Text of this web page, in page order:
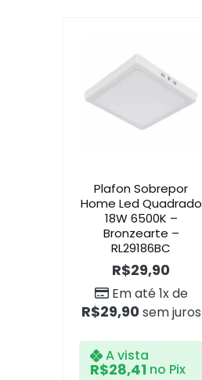
Plafon Sobrepor
Home Led Quadrado
18W 6500K –
Bronzearte –
RL29186BC
R$29,90
Em até 1x de
R$29,90 sem juros
A vista
R$28,41 no Pix